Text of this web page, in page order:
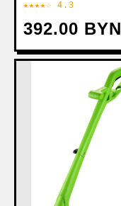
★★★★☆ 4.3
392.00 BYN